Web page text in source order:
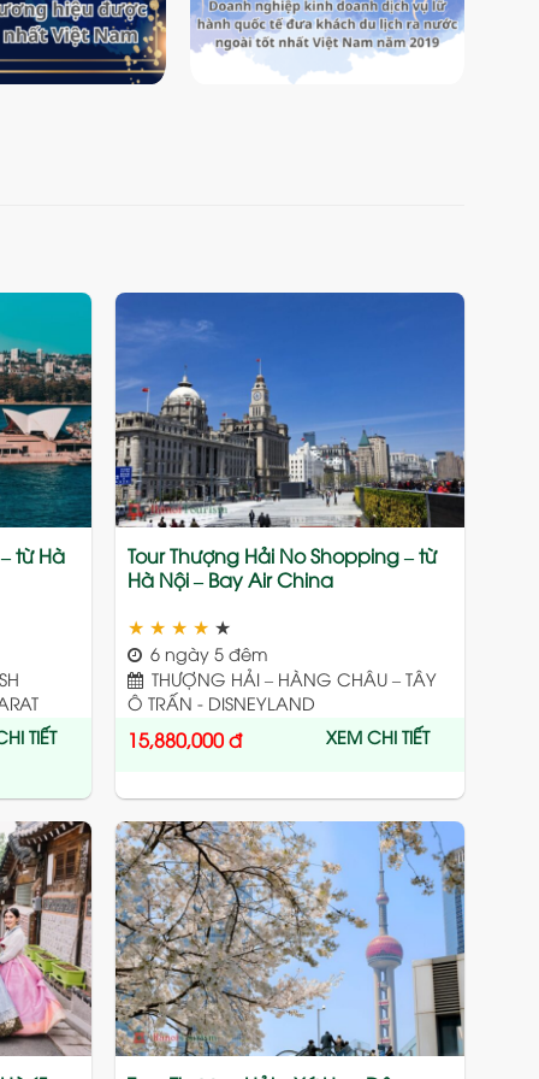
Add
to
wishlist
từ Hà
TIẾT
Tour Thượng Hải No Shopping – từ
Hà Nội – Bay Air China
★ ★ ★ ★ ★
6 ngày 5 đêm
THƯỢNG HẢI – HÀNG CHÂU – TÂY
Ô TRẤN - DISNEYLAND
15,880,000đ XEM CHI TIẾT
Add
to
wishlist
Add